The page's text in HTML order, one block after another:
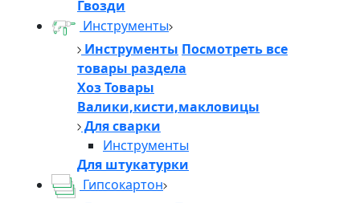
Гвозди
Инструменты
Инструменты Посмотреть все
товары раздела
Хоз Товары
Валики,кисти,макловицы
Для сварки
Инструменты
Для штукатурки
Гипсокартон